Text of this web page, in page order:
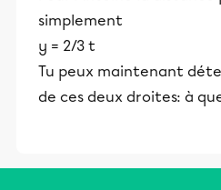
simplement
y = 2/3 t
Tu peux maintenant
de ces deux droites: à